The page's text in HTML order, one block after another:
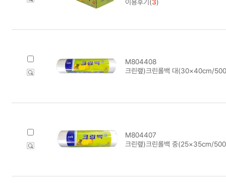
이용후기(3)
M804408
크린랲)크린롤백 대(30×40cm/
M804407
크린랲)크린롤백 중(25×35cm/